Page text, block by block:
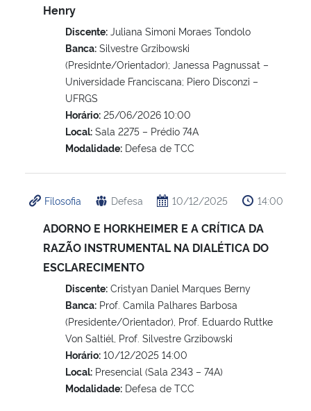
Henry
Discente: Juliana Simoni Moraes Tondolo
Banca: Silvestre Grzibowski
(Presidnte/Orientador); Janessa Pagnussat –
Universidade Franciscana; Piero Disconzi –
UFRGS
Horário: 25/06/2026 10:00
Local: Sala 2275 – Prédio 74A
Modalidade: Defesa de TCC
Filosofia Defesa 10/12/2025 14:00
ADORNO E HORKHEIMER E A CRÍTICA DA
RAZÃO INSTRUMENTAL NA DIALÉTICA DO
ESCLARECIMENTO
Discente: Cristyan Daniel Marques Berny
Banca: Prof. Camila Palhares Barbosa
(Presidente/Orientador), Prof. Eduardo Ruttke
Von Saltiél, Prof. Silvestre Grzibowski
Horário: 10/12/2025 14:00
Local: Presencial (Sala 2343 – 74A)
Modalidade: Defesa de TCC